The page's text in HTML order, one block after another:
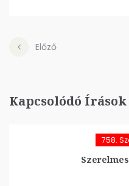
Előző
Kapcsolódó Írások
758.